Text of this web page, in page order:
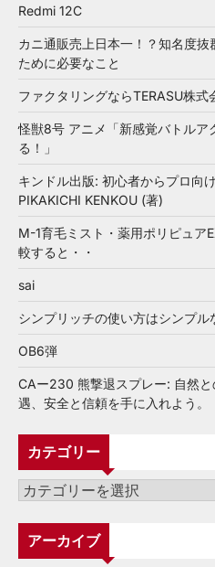
Redmi 12C
カニ通販売上日本一！？知名度抜
ために必要なこと
ファクタリングならTERASU株
怪獣8号 アニメ「新感覚バトルア
る！」
キンドル出版: 初心者からプロ向
PIKAKICHI KENKOU (著)
M-1育毛ミスト・薬用ポリピュア
較すると・・
sai
シンプリッチの使い方はシンプル
OB6弾
CAー230 熊撃退スプレー: 自然
遇、安全と信頼を手に入れよう。
カテゴリー
カ
ゴ
リ
アーカイブ